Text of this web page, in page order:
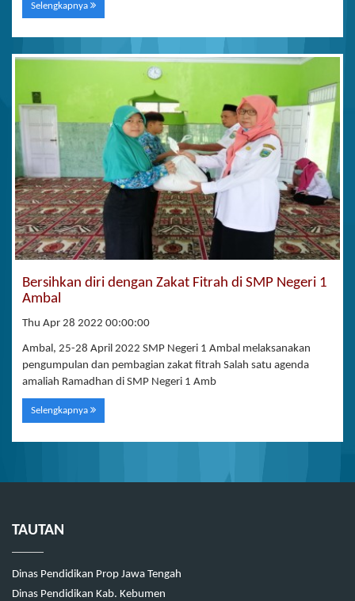
Selengkapnya
Bersihkan diri dengan Zakat Fitrah di SMP Negeri 1
Ambal
Thu Apr 28 2022 00:00:00
Ambal, 25-28 April 2022 SMP Negeri 1 Ambal melaksanakan
pengumpulan dan pembagian zakat fitrah Salah satu agenda
amaliah Ramadhan di SMP Negeri 1 Amb
Selengkapnya
TAUTAN
Dinas Pendidikan Prop Jawa Tengah
Dinas Pendidikan Kab. Kebumen